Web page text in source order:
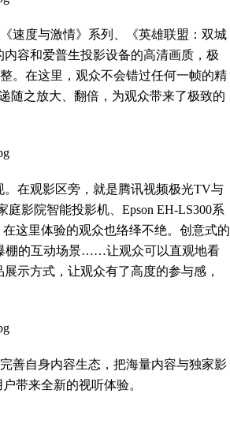
度与激情》系列、《英雄联盟：双城
容和爱普生投影设备的高清画质，极
。在这里，观众不会错过任何一帧的精
随之放大、翻倍，为观众带来了极致的
在观影区旁，就是腾讯视频极光TV与
影院智能投影机、Epson EH-LS300系
这里体验的观众也络绎不绝。创意式的
棚的互动场景……让观众可以直观地看
示方式，让观众有了高度的参与感，
自身内容生态，把海量内容与独家影
带来全新的视听体验。